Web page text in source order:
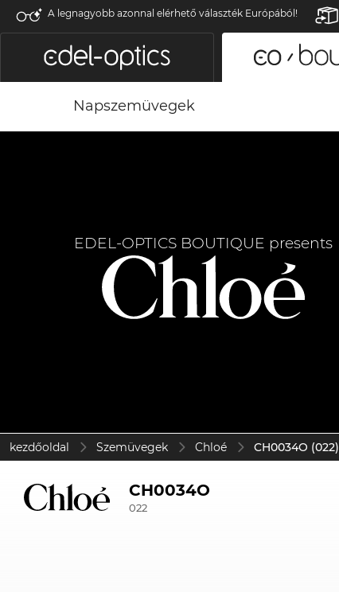
A legnagyobb azonnal elérhető választék Európából!
Napszemüvegek
EDEL-OPTICS BOUTIQUE presents
kezdőoldal Szemüvegek Chloé CH0034O (022)
CH0034O
022